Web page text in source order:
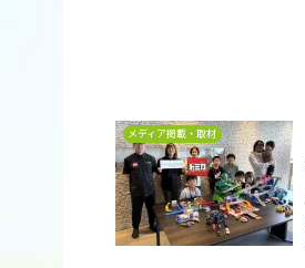
メディア掲載・取材